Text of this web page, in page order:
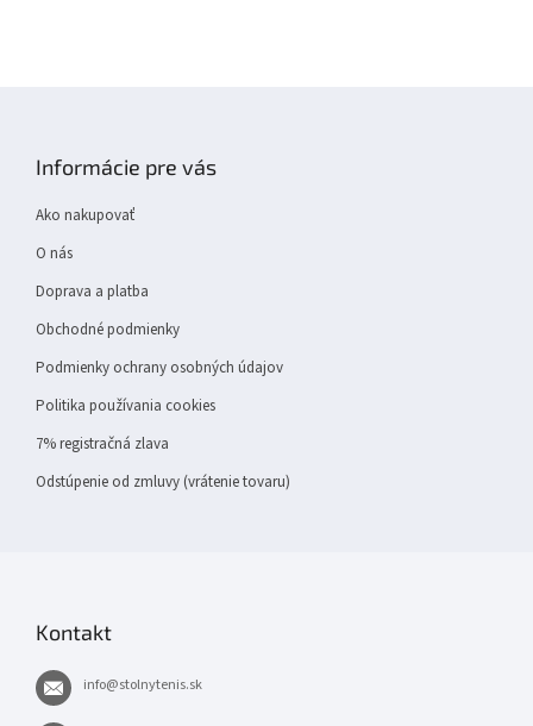
Informácie pre vás
Ako nakupovať
O nás
Doprava a platba
Obchodné podmienky
Podmienky ochrany osobných údajov
Politika používania cookies
7% registračná zlava
Odstúpenie od zmluvy (vrátenie tovaru)
Kontakt
info@stolnytenis.sk